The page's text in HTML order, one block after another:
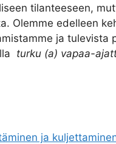
tilanteeseen,
Olemme edelleen
ja
turku (a) vapaa-
ja